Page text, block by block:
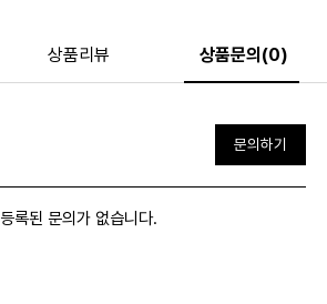
상품리뷰 상품문의(0)
문의하기
등록된 문의가 없습니다.